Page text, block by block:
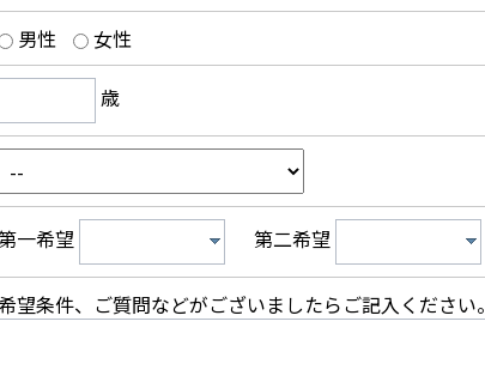
男性 女性
歳
一希望 第二希望
望条件、ご質問などがございましたらご記入ください。